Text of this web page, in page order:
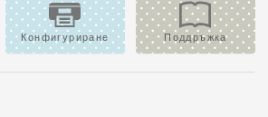
Конфигуриране Поддръжка